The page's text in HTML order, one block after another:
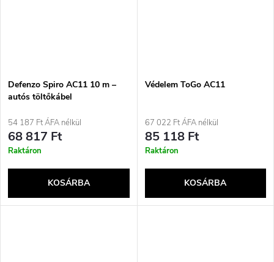
Defenzo Spiro AC11 10 m –
autós töltőkábel
54 187 Ft ÁFA nélkül
68 817 Ft
Raktáron
KOSÁRBA
Védelem ToGo AC11
67 022 Ft ÁFA nélkül
85 118 Ft
Raktáron
KOSÁRBA